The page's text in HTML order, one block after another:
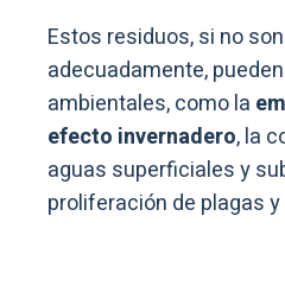
Estos residuos, si no
adecuadamente,
ambientales, como la
efecto invernadero, la
aguas superficiales y
proliferación de plagas